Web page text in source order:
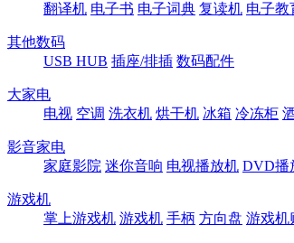
翻译机 电子书 电子词典 复读机 电子教
其他数码
USB HUB 插座/排插 数码配件
大家电
电视 空调 洗衣机 烘干机 冰箱 冷冻柜
影音家电
家庭影院 迷你音响 电视播放机 DVD播
游戏机
掌上游戏机 游戏机 手柄 方向盘 游戏机